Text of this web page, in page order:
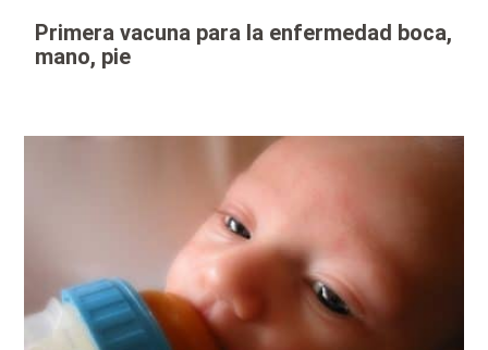
Primera vacuna para la enfermedad boca,
mano, pie